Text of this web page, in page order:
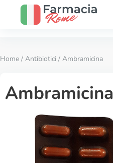
Home / Antibiotici / Ambramicina
Ambramicina